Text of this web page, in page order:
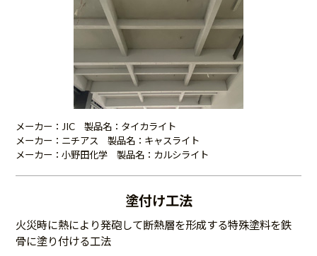
メーカー：JIC 製品名：タイカライト
メーカー：ニチアス 製品名：キャスライト
メーカー：小野田化学 製品名：カルシライト
塗付け工法
火災時に熱により発砲して断熱層を形成する特殊塗料を鉄
骨に塗り付ける工法